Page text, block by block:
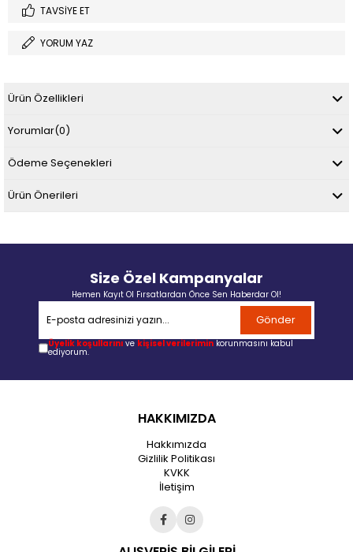
TAVSIYE ET
YORUM YAZ
Ürün Özellikleri
Yorumlar(0)
Ödeme Seçenekleri
Ürün Önerileri
Size Özel Kampanyalar
Hemen Kayıt Ol Fırsatlardan Önce Sen Haberdar Ol!
Gönder
Üyelik koşullarını ve kişisel verilerimin korunmasını kabul
ediyorum.
HAKKIMIZDA
Hakkımızda
Gizlilik Politikası
KVKK
İletişim